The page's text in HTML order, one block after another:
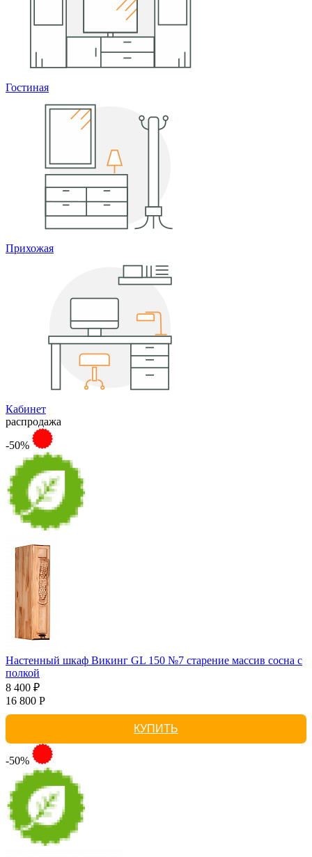
Гостиная
Прихожая
Кабинет
распродажа
-50%
Настенный шкаф Викинг GL 150 №7 старение массив сосна с
полкой
8 400 ₽
16 800 Р
КУПИТЬ
-50%